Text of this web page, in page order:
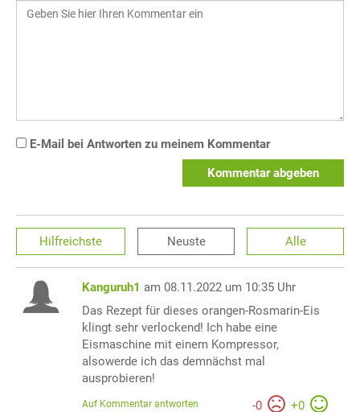
E-Mail bei Antworten zu meinem Kommentar
Kommentar abgeben
Hilfreichste Neuste Alle
Kanguruh1 am 08.11.2022 um 10:35 Uhr
Das Rezept für dieses orangen-Rosmarin-Eis
klingt sehr verlockend! Ich habe eine
Eismaschine mit einem Kompressor,
alsowerde ich das demnächst mal
ausprobieren!
-0 +0
Auf Kommentar antworten